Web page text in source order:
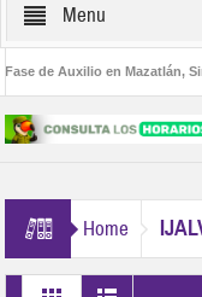
Menu
de Auxilio en Mazatlán,
Estilo Jalisco Buscan
Home